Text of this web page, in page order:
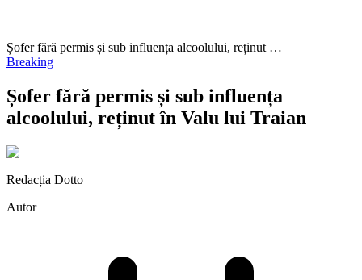
Șofer fără permis și sub influența alcoolului, reținut …
Breaking
Șofer fără permis și sub influența
alcoolului, reținut în Valu lui Traian
Redacția Dotto
Autor